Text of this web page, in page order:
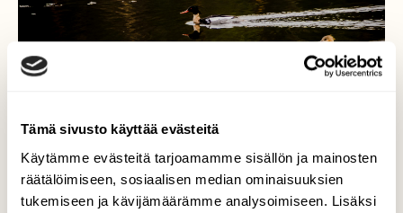
Tämä sivusto käyttää evästeitä
Käytämme evästeitä tarjoamamme sisällön ja mainosten
räätälöimiseen, sosiaalisen median ominaisuuksien
tukemiseen ja kävijämäärämme analysoimiseen. Lisäksi